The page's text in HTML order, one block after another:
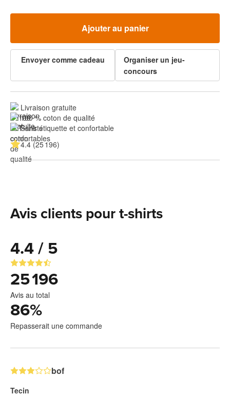
Ajouter au panier
Envoyer comme cadeau
Organiser un jeu-
concours
Livraison gratuite
100 % coton de qualité
Sans étiquette et confortable
4.4 (25 196)
Avis clients pour t-shirts
4.4 / 5
25 196
Avis au total
86%
Repasserait une commande
bof
Tecin